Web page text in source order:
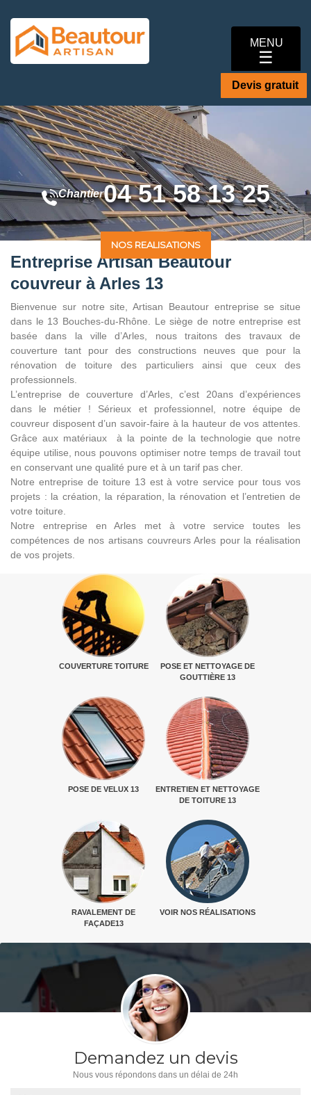
MENU
☰
Devis gratuit
NOS REALISATIONS
Chantier04 51 58 13 25
Entreprise Artisan Beautour
couvreur à Arles 13
Bienvenue sur notre site, Artisan Beautour entreprise se situe
dans le 13 Bouches-du-Rhône. Le siège de notre entreprise est
basée dans la ville d’Arles, nous traitons des travaux de
couverture tant pour des constructions neuves que pour la
rénovation de toiture des particuliers ainsi que ceux des
professionnels.
L’entreprise de couverture d’Arles, c’est 20ans d’expériences
dans le métier ! Sérieux et professionnel, notre équipe de
couvreur disposent d’un savoir-faire à la hauteur de vos attentes.
Grâce aux matériaux à la pointe de la technologie que notre
équipe utilise, nous pouvons optimiser notre temps de travail tout
en conservant une qualité pure et à un tarif pas cher.
Notre entreprise de toiture 13 est à votre service pour tous vos
projets : la création, la réparation, la rénovation et l’entretien de
votre toiture.
Notre entreprise en Arles met à votre service toutes les
compétences de nos artisans couvreurs Arles pour la réalisation
de vos projets.
COUVERTURE TOITURE
POSE ET NETTOYAGE DE
GOUTTIÈRE 13
POSE DE VELUX 13
ENTRETIEN ET NETTOYAGE
DE TOITURE 13
RAVALEMENT DE
FAÇADE13
VOIR NOS RÉALISATIONS
Demandez un devis
Nous vous répondons dans un délai de 24h